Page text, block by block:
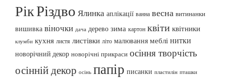
РікРіздво Ялинка аплікації ванна весна витинанки
вишивка віночки дача дерево зима картон квіти квітники
клумби кухня листя листівки літо малювання меблі нитки
новорічний декор новорічні прикраси осіння творчість
осінній декор осінь папір писанки пластилін пташки